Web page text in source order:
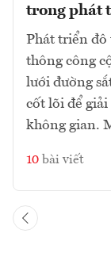
trong phát
Phát triển đô
thông công
lưới đường
cốt lõi để giải
không gian.
10 bài viết